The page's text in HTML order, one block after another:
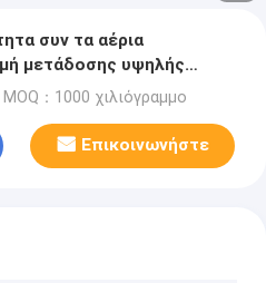
συν τα αέρια
μετάδοσης υψηλής
MOQ：1000 χιλιόγραμμο
Επικοινωνήστε